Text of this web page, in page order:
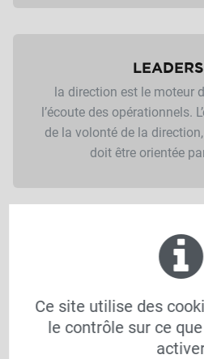
la direction est le moteur
l’écoute des opérationnels.
de la volonté de la
doit être orientée
MANAGEMENT
une prise en compte
environnement pour une
Ce site utilise des
le contrôle sur ce